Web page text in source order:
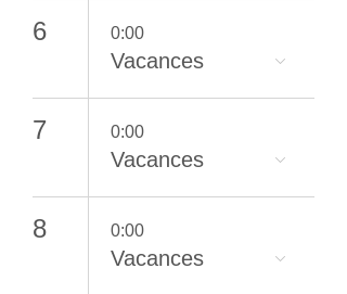
6 0:00
Vacances
7 0:00
Vacances
8 0:00
Vacances